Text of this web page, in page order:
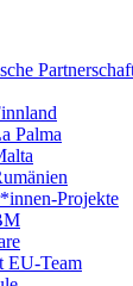
Palma
Projekte
EU-Team